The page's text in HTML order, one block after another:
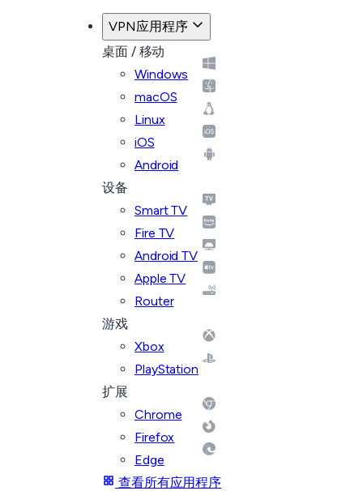
VPN应用程序
桌面 / 移动
Windows
macOS
Linux
iOS
Android
设备
Smart TV
Fire TV
Android TV
Apple TV
Router
游戏
Xbox
PlayStation
扩展
Chrome
Firefox
Edge
查看所有应用程序